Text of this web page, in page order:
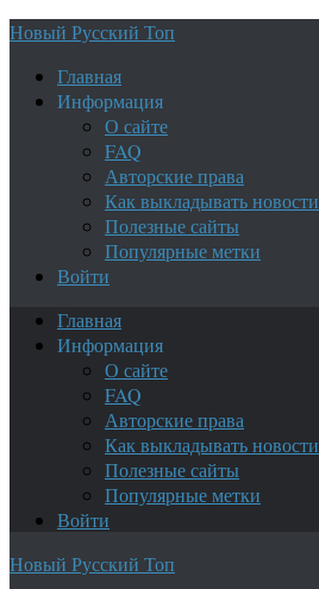
Новый Русский Топ
Главная
Информация
О сайте
FAQ
Авторские права
Как выкладывать новости
Полезные сайты
Популярные метки
Войти
Главная
Информация
О сайте
FAQ
Авторские права
Как выкладывать новости
Полезные сайты
Популярные метки
Войти
Новый Русский Топ